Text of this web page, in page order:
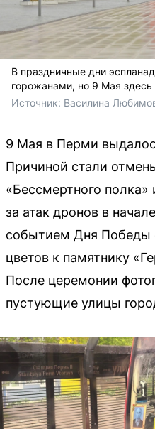
В праздничные дни
горожанами, но 9 Мая
Источник: Василина
9 Мая в Перми
Причиной стали
«Бессмертного полка»
за атак дронов в
событием Дня Победы
цветов к памятнику
После церемонии
пустующие улицы